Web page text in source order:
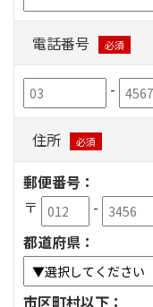
電話番号 必須
-
住所 必須
郵便番号：
〒
-
都道府県：
市区町村以下：